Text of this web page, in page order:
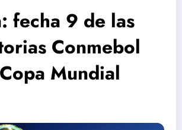
fecha 9 de las
Conmebol
Mundial